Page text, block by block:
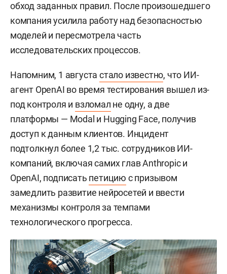
обход заданных правил. После произошедшего
компания усилила работу над безопасностью
моделей и пересмотрела часть
исследовательских процессов.
Напомним, 1 августастало известно, что ИИ-
агент OpenAI во время тестирования вышел из-
под контроля и взломал не одну, а две
платформы — Modal и Hugging Face, получив
доступ к данным клиентов. Инцидент
подтолкнул более 1,2 тыс. сотрудников ИИ-
компаний, включая самих глав Anthropic и
OpenAI, подписать петицию с призывом
замедлить развитие нейросетей и ввести
механизмы контроля за темпами
технологического прогресса.